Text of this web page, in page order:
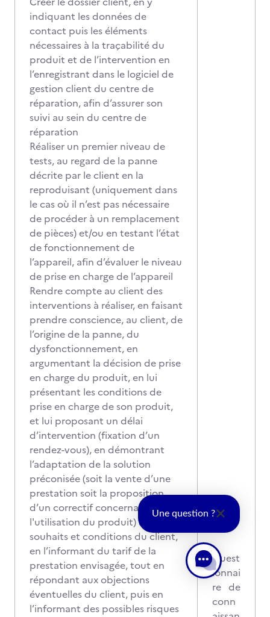
indiquant les données de
contact puis les éléments
nécessaires à la traçabilité du
produit et de l’intervention en
l’enregistrant dans le logiciel de
gestion client du centre de
réparation, afin d’assurer son
suivi au sein du centre de
réparation
Réaliser un premier niveau de
tests, au regard de la panne
décrite par le client en la
reproduisant (uniquement dans
le cas où il n’est pas nécessaire
de procéder à un remplacement
de pièces) et/ou en testant l’état
de fonctionnement de
l’appareil, afin d’évaluer le niveau
de prise en charge de l’appareil
Rendre compte au client des
interventions à réaliser, en faisant
prendre conscience, au client, de
l’origine de la panne, du
dysfonctionnement, en
argumentant la décision de prise
en charge du produit, en lui
présentant les conditions de
prise en charge de son produit,
et lui proposant un délai
d’intervention (fixation d’un
rendez-vous), en démontrant
l’adaptation de la solution
préconisée (soit la vente d’une
prestation soit la proposition
d’un correctif concernant
l'utilisation du produit) aux
souhaits et conditions du client,
en l’informant du tarif de la
prestation envisagée, tout en
répondant aux objections
éventuelles du client, puis en
l’informant des possibles risques
Quest
ionnai
re de
conn
Une question ?